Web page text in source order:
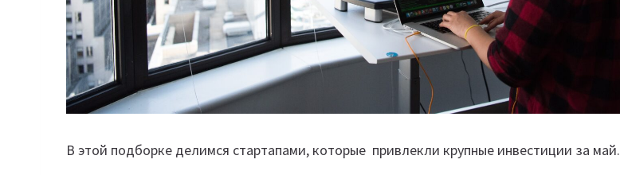
В этой подборке делимся стартапами, которые привлекли крупные инвестиции за май.